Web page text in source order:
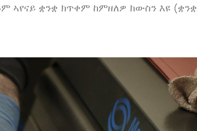
ኣየናይ ቋንቋ ክጥቀም ከምዘለዎ ክውስን እዩ (ቋንቋ